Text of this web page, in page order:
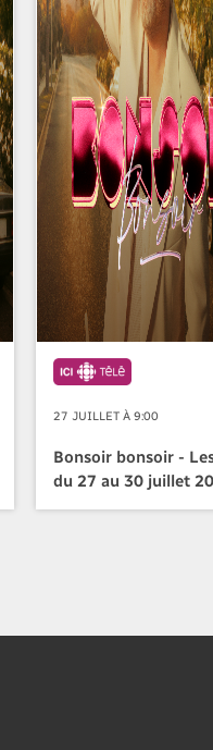
27 JUILLET À 9:00
Bonsoir bonsoir -
du 27 au 30 juillet